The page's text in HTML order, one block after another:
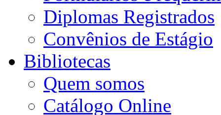
Diplomas Registrados
Convênios de Estágio
Bibliotecas
Quem somos
Catálogo Online